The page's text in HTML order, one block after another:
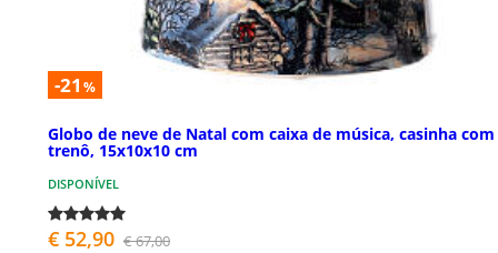
-21 %
Globo de neve de Natal com caixa de música, casinha com
trenô, 15x10x10 cm
DISPONÍVEL
€ 52,90 € 67,00